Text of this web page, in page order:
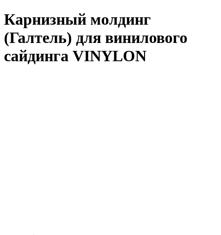
Карнизный молдинг
(Галтель) для винилового
сайдинга VINYLON